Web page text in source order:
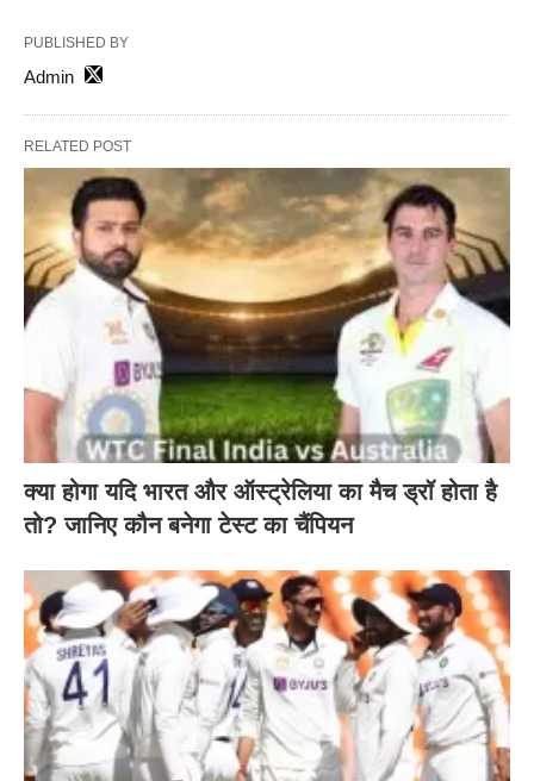
PUBLISHED BY
Admin
RELATED POST
क्या होगा यदि भारत और ऑस्ट्रेलिया का मैच ड्रॉ होता है
तो? जानिए कौन बनेगा टेस्ट का चैंपियन